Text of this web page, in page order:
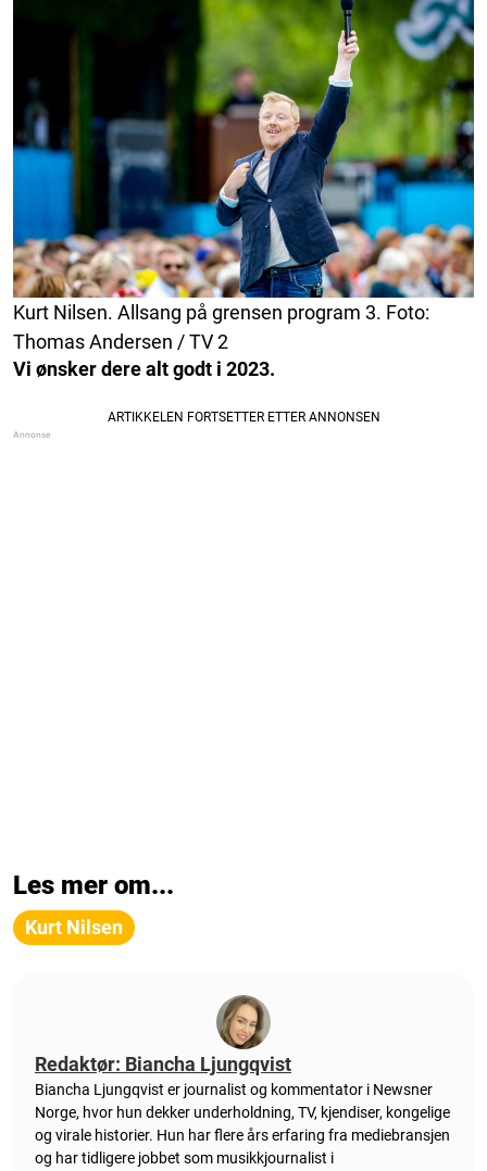
Kurt Nilsen. Allsang på grensen program 3. Foto:
Thomas Andersen / TV 2
Vi ønsker dere alt godt i 2023.
Les mer om...
Kurt Nilsen
Redaktør: Biancha Ljungqvist
Biancha Ljungqvist er journalist og kommentator i Newsner
Norge, hvor hun dekker underholdning, TV, kjendiser, kongelige
og virale historier. Hun har flere års erfaring fra mediebransjen
og har tidligere jobbet som musikkjournalist i